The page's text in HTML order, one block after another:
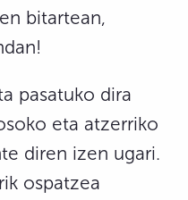
bitartean,
pasatuko dira
eta atzerriko
diren izen ugari.
ospatzea